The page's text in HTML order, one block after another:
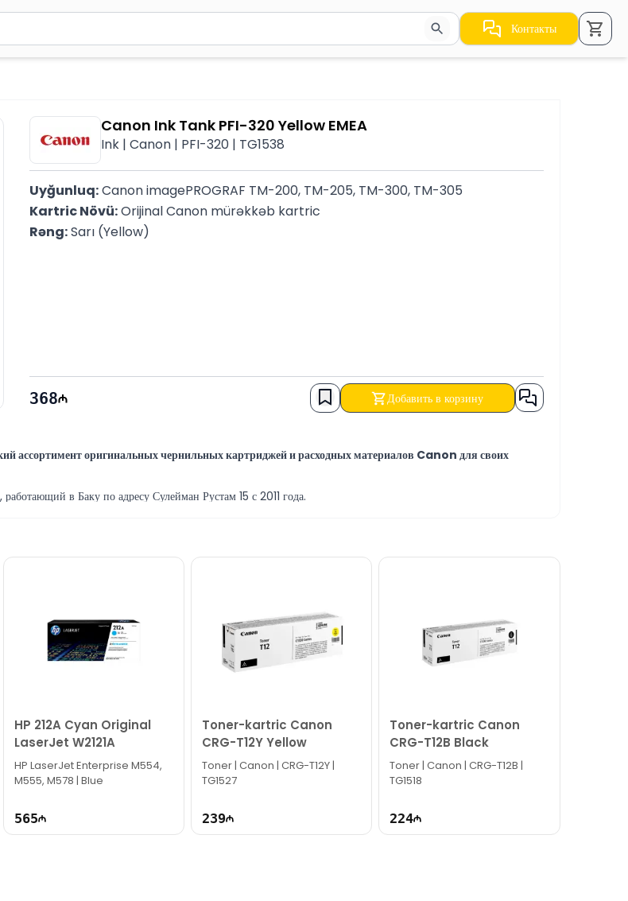
Нажмите Enter для отправки или используйте стрелки для навигации по результатам.
Контакты
Canon Ink Tank PFI-320 Yellow EMEA
Ink | Canon | PFI-320 | TG1538
Uyğunluq: Canon imagePROGRAF TM-200, TM-205, TM-300, TM-305
Kartric Növü: Orijinal Canon mürəkkəb kartric
Rəng: Sarı (Yellow)
368 Добавить в корзину
оригинальных чернильных картриджей и расходных материалов Canon для своих
в Баку по адресу Сулейман Рустам 15 с 2011 года.
Баку, предоставляющих широкий спектр программных и ремонтно-сервисных услуг.
материалами Canon, а также другой брендовой продукцией, вы можете связаться с нами через сайт.
ежедневно с 10:00 до 19:00.
Canon Ink Tank PFI-320 Yellow EMEA, через онлайн-поддержку на нашем сайте.
HP 212A Cyan Original
LaserJet W2121A
HP LaserJet Enterprise M554,
M555, M578 | Blue
565
Toner-kartric Canon
CRG-T12Y Yellow
Toner | Canon | CRG-T12Y |
TG1527
239
Toner-kartric Canon
CRG-T12B Black
Toner | Canon | CRG-T12B |
TG1518
224